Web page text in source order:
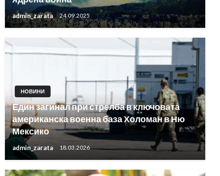
admin_zarata 24.09.2025
НОВИНИ
Един загинал при стрелба в ключовата
американска военна база Холоман в Ню
Мексико
admin_zarata 18.03.2026